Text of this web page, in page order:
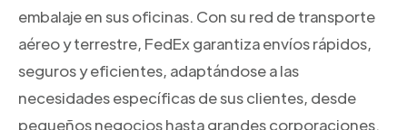
embalaje en sus oficinas. Con su red de transporte
aéreo y terrestre, FedEx garantiza envíos rápidos,
seguros y eficientes, adaptándose a las
necesidades específicas de sus clientes, desde
pequeños negocios hasta grandes corporaciones.